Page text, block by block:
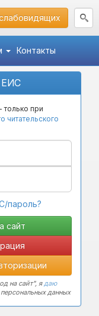
Контакты
ЕИС
только при
читательского
пароль?
на сайт", ядаю
данных